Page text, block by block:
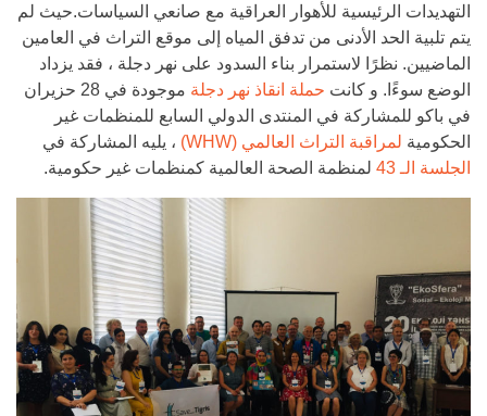
التهديدات الرئيسية للأهوار العراقية مع صانعي السياسات.حيث لم
يتم تلبية الحد الأدنى من تدفق المياه إلى موقع التراث في العامين
الماضيين. نظرًا لاستمرار بناء السدود على نهر دجلة ، فقد يزداد
الوضع سوءًا. و كانت حملة انقاذ نهر دجلة
موجودة في 28 حزيران
في باكو للمشاركة في المنتدى الدولي السابع للمنظمات غير
الحكومية لمراقبة التراث العالمي (WHW)
، يليه المشاركة في
الجلسة الـ 43
لمنظمة الصحة العالمية كمنظمات غير حكومية.